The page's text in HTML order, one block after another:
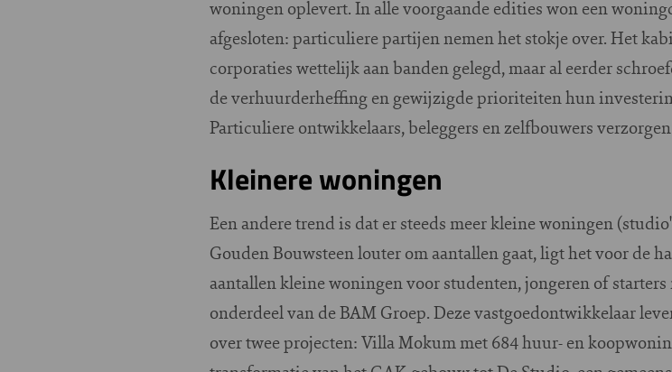
woningen oplevert. In alle voorgaande edities won een
afgesloten: particuliere partijen nemen het stokje over. Het
corporaties wettelijk aan banden gelegd, maar al eerder
de verhuurderheffing en gewijzigde prioriteiten hun
Particuliere ontwikkelaars, beleggers en zelfbouwers
Kleinere woningen
Een andere trend is dat er steeds meer kleine woningen
Gouden Bouwsteen louter om aantallen gaat, ligt het voor de
aantallen kleine woningen voor studenten, jongeren of
onderdeel van de BAM Groep. Deze vastgoedontwikkelaar
over twee projecten: Villa Mokum met 684 huur- en